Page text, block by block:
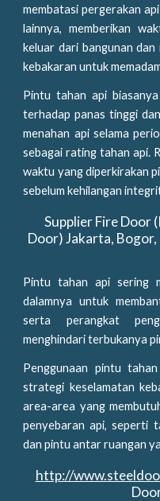
membatasi pergerakan
lainnya, memberikan
keluar dari bangunan dan
kebakaran untuk
Pintu tahan api
terhadap panas tinggi
menahan api selama
sebagai rating tahan api.
waktu yang diperkirakan
sebelum kehilangan
Supplier Fire Door
Door) Jakarta,
Pintu tahan api sering
dalamnya untuk
serta perangkat
menghindari terbukanya
Penggunaan pintu
strategi keselamatan
area-area yang
penyebaran api, seperti
dan pintu antar
http://